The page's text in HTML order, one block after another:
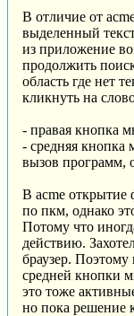
В отличие от
выделенный
из приложение
продолжить
область где нет
кликнуть на
- правая кнопка
- средняя
вызов программ,
В acme открытие
по пкм, однако
Потому что
действию.
браузер. Поэтому
средней кнопки
это тоже
но пока решение